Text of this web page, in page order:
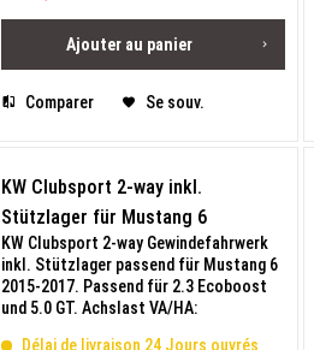
Ajouter au panier
Comparer Se souv.
KW Clubsport 2-way inkl.
Stützlager für Mustang 6
KW Clubsport 2-way Gewindefahrwerk
inkl. Stützlager passend für Mustang 6
2015-2017. Passend für 2.3 Ecoboost
und 5.0 GT. Achslast VA/HA:
Délai de livraison 24 Jours ouvrés